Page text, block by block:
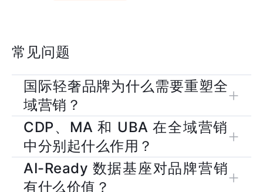
常见问题
国际轻奢品牌为什么需要重塑全
域营销？
因为消费者旅程已经跨越官网商城、线下门店、三方电商、私域
和内容平台，传统分散系统难以形成统一客户视图，也难以支撑
个性化沟通和精准增长决策。
CDP、MA 和 UBA 在全域营销
中分别起什么作用？
CDP 负责整合多源数据、建立 OneID 和客户画像；MA 负责基
于标签和事件自动触达用户；UBA 负责衡量行为路径、活动效
AI-Ready 数据基座对品牌营销
有什么价值？